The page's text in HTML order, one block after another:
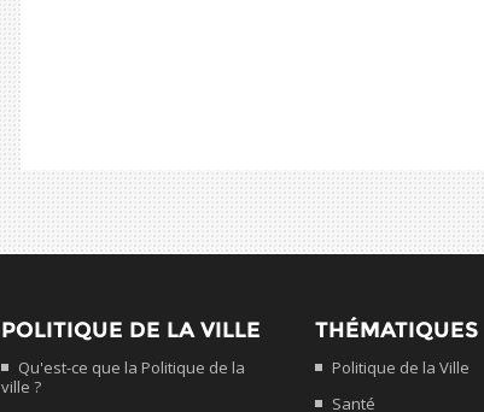
POLITIQUE DE LA VILLE
Qu'est-ce que la Politique de la
ville ?
THÉMATIQUES
Politique de la Ville
Santé